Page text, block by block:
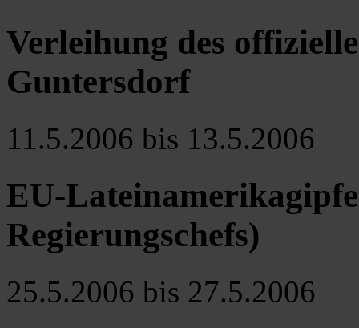
Verleihung des
Guntersdorf
11.5.2006 bis 13.5.2006
EU-
Regierungschefs)
25.5.2006 bis 27.5.2006